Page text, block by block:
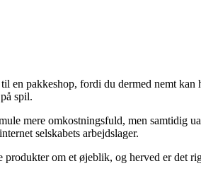
pakkeshop, fordi du dermed nemt kan
spil.
mere omkostningsfuld, men samtidig
selskabets arbejdslager.
om et øjeblik, og herved er det